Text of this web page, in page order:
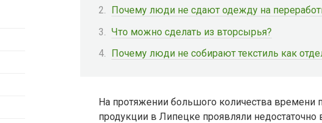
Почему люди не сдают одежду на
Что можно сделать из вторсырья?
Почему люди не собирают текстиль как
На протяжении большого количества времени
продукции в Липецке проявляли